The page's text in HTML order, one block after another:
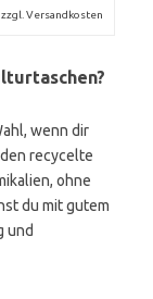
Versandkosten
wenn dir
recycelte
ohne
du mit gutem
und